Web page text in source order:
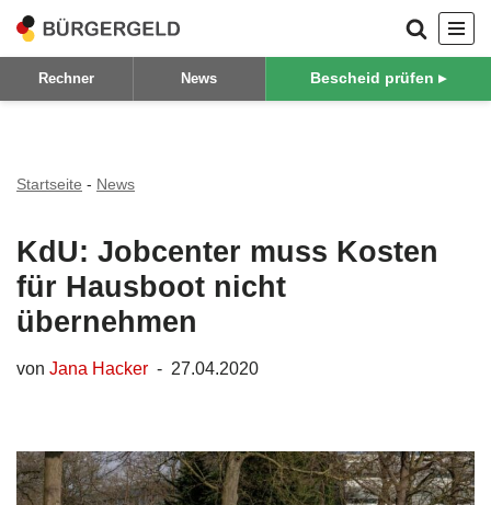
Zum
Inhalt
Rechner News Bescheid prüfen ▸
Startseite - News
KdU: Jobcenter muss Kosten
für Hausboot nicht
übernehmen
von Jana Hacker 27.04.2020